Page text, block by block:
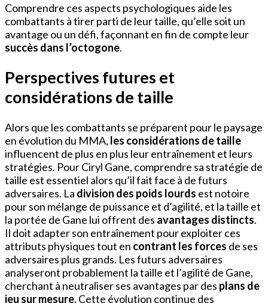
Comprendre ces aspects psychologiques aide les
combattants à tirer parti de leur taille, qu’elle soit un
avantage ou un défi, façonnant en fin de compte leur
succès dans l’octogone.
Perspectives futures et
considérations de taille
Alors que les combattants se préparent pour le paysage
en évolution du MMA, les considérations de taille
influencent de plus en plus leur entraînement et leurs
stratégies. Pour Ciryl Gane, comprendre sa stratégie de
taille est essentiel alors qu’il fait face à de futurs
adversaires. La division des poids lourds est notoire
pour son mélange de puissance et d’agilité, et la taille et
la portée de Gane lui offrent des avantages distincts.
Il doit adapter son entraînement pour exploiter ces
attributs physiques tout en contrant les forces de ses
adversaires plus grands. Les futurs adversaires
analyseront probablement la taille et l’agilité de Gane,
cherchant à neutraliser ses avantages par des plans de
jeu sur mesure. Cette évolution continue des